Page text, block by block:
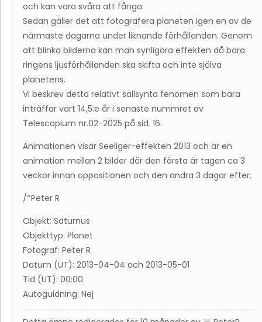
och kan vara svåra att fånga.
Sedan gäller det att fotografera planeten igen en av de
närmaste dagarna under liknande förhållanden. Genom
att blinka bilderna kan man synligöra effekten då bara
ringens ljusförhållanden ska skifta och inte själva
planetens.
Vi beskrev detta relativt sällsynta fenomen som bara
inträffar vart 14,5:e år i senaste nummret av
Telescopium nr.02-2025 på sid. 16.
Animationen visar Seeliger-effekten 2013 och är en
animation mellan 2 bilder där den första är tagen ca 3
veckor innan oppositionen och den andra 3 dagar efter.
/*Peter R
Objekt: Saturnus
Objekttyp: Planet
Fotograf: Peter R
Datum (UT): 2013-04-04 och 2013-05-01
Tid (UT): 00:00
Autoguidning: Nej